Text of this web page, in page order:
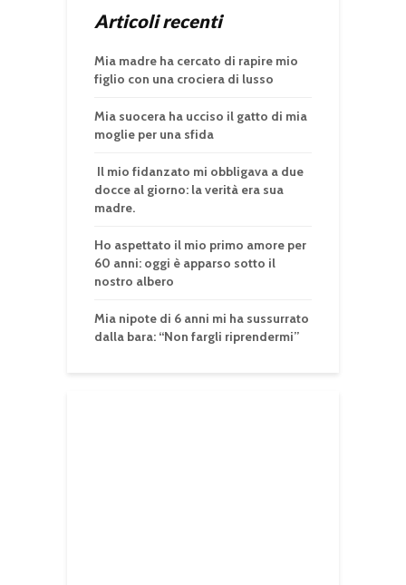
Articoli recenti
Mia madre ha cercato di rapire mio
figlio con una crociera di lusso
Mia suocera ha ucciso il gatto di mia
moglie per una sfida
Il mio fidanzato mi obbligava a due
docce al giorno: la verità era sua
madre.
Ho aspettato il mio primo amore per
60 anni: oggi è apparso sotto il
nostro albero
Mia nipote di 6 anni mi ha sussurrato
dalla bara: “Non fargli riprendermi”